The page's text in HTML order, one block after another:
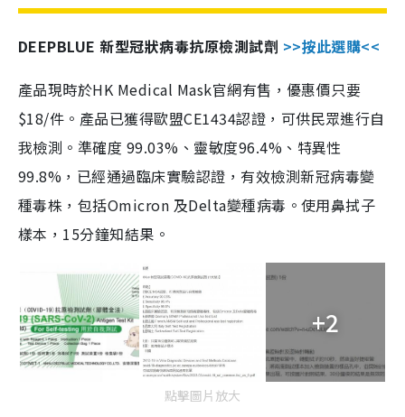
DEEPBLUE 新型冠狀病毒抗原檢測試劑 >>按此選購<<
產品現時於HK Medical Mask官網有售，優惠價只要
$18/件。產品已獲得歐盟CE1434認證，可供民眾進行自
我檢測。準確度 99.03%、靈敏度96.4%、特異性
99.8%，已經通過臨床實驗認證，有效檢測新冠病毒變
種毒株，包括Omicron 及Delta變種病毒。使用鼻拭子
樣本，15分鐘知結果。
+2
點擊圖片放大